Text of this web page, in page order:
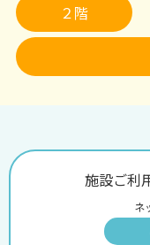
２階
施設ご利
ネ